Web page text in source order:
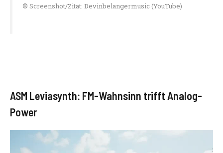
© Screenshot/Zitat: Devinbelangermusic (YouTube)
ASM Leviasynth: FM-Wahnsinn trifft Analog-
Power